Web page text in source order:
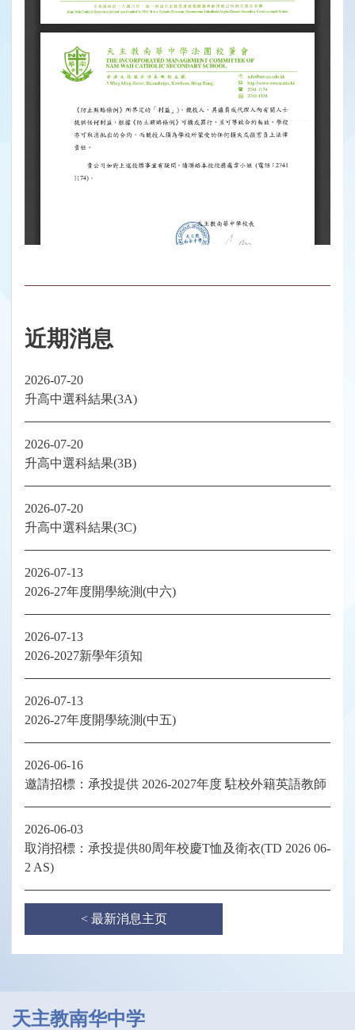
近期消息
2026-07-20
升高中選科結果(3A)
2026-07-20
升高中選科結果(3B)
2026-07-20
升高中選科結果(3C)
2026-07-13
2026-27年度開學統測(中六)
2026-07-13
2026-2027新學年須知
2026-07-13
2026-27年度開學統測(中五)
2026-06-16
邀請招標：承投提供 2026-2027年度 駐校外籍英語教師
2026-06-03
取消招標：承投提供80周年校慶T恤及衛衣(TD 2026 06-
2 AS)
< 最新消息主页
天主教南华中学